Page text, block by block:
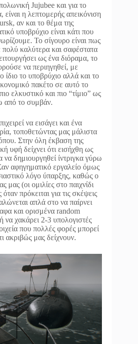
Jujubee και για το
είναι η λεπτομερής απεικόνιση
αν και το θέμα της
υποβρύχιο είναι κάτι που
Το σίγουρο είναι πως
καλύτερα και σαφέστατα
ως ένα διόραμα, το
να περιηγηθεί, με
ίδιο το υποβρύχιο αλλά και το
πακέτο σε αυτό το
ελκυστικό και πιο “τίμιο” ως
από το συμβάν.
να εισάγει και ένα
τοποθετώντας μας μάλιστα
Στην όλη έκβαση της
υφή δείχνει ότι εισήχθη ως
να δημιουργηθεί ίντριγκα γύρω
αφηγηματικό εργαλείο όμως
λόγο ύπαρξης, καθώς ο
μας (οι ομιλίες στο παιχνίδι
πρόκειται για τις σκέψεις
απλά στο να παίρνει
και ορισμένα random
να χακάρει 2-3 υπολογιστές
που πολλές φορές μπορεί
ακριβώς μας δείχνουν.